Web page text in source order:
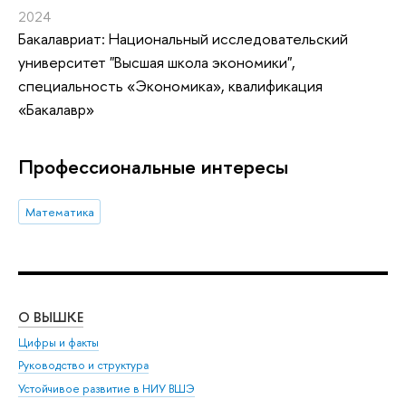
2024
Бакалавриат: Национальный исследовательский
университет "Высшая школа экономики",
специальность «Экономика», квалификация
«Бакалавр»
Профессиональные интересы
Математика
О ВЫШКЕ
Цифры и факты
Руководство и структура
Устойчивое развитие в НИУ ВШЭ